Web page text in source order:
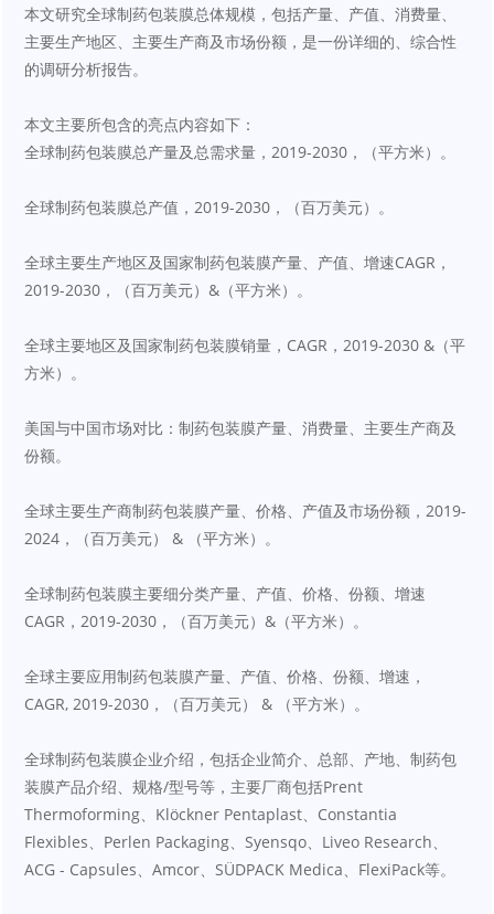
本文研究全球制药包装膜总体规模，包括产量、产值、消费量、
主要生产地区、主要生产商及市场份额，是一份详细的、综合性
的调研分析报告。
本文主要所包含的亮点内容如下：
全球制药包装膜总产量及总需求量，2019-2030，（平方米）。
全球制药包装膜总产值，2019-2030，（百万美元）。
全球主要生产地区及国家制药包装膜产量、产值、增速CAGR，
2019-2030，（百万美元）&（平方米）。
全球主要地区及国家制药包装膜销量，CAGR，2019-2030 &（平
方米）。
美国与中国市场对比：制药包装膜产量、消费量、主要生产商及
份额。
全球主要生产商制药包装膜产量、价格、产值及市场份额，2019-
2024，（百万美元） & （平方米）。
全球制药包装膜主要细分类产量、产值、价格、份额、增速
CAGR，2019-2030，（百万美元）&（平方米）。
全球主要应用制药包装膜产量、产值、价格、份额、增速，
CAGR, 2019-2030，（百万美元） & （平方米）。
全球制药包装膜企业介绍，包括企业简介、总部、产地、制药包
装膜产品介绍、规格/型号等，主要厂商包括Prent
Thermoforming、Klöckner Pentaplast、Constantia
Flexibles、Perlen Packaging、Syensqo、Liveo Research、
ACG - Capsules、Amcor、SÜDPACK Medica、FlexiPack等。